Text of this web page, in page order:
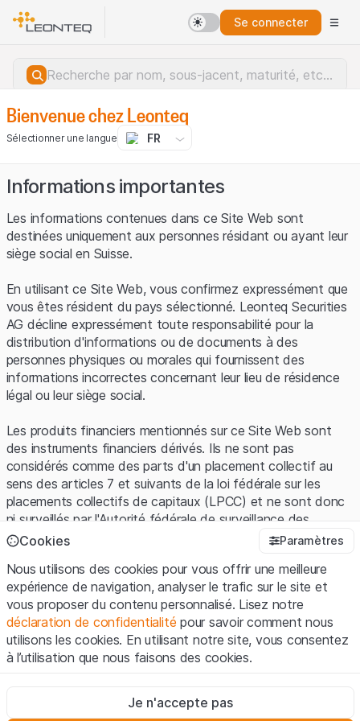
Se connecter
Erreur du serveur.
Bienvenue chez Leonteq
Sélectionner une langue FR
Informations importantes
Les informations contenues dans ce Site Web sont
destinées uniquement aux personnes résidant ou ayant leur
siège social en Suisse.
En utilisant ce Site Web, vous confirmez expressément que
vous êtes résident du pays sélectionné. Leonteq Securities
AG décline expressément toute responsabilité pour la
distribution d'informations ou de documents à des
personnes physiques ou morales qui fournissent des
informations incorrectes concernant leur lieu de résidence
légal ou leur siège social.
Les produits financiers mentionnés sur ce Site Web sont
des instruments financiers dérivés. Ils ne sont pas
considérés comme des parts d'un placement collectif au
sens des articles 7 et suivants de la loi fédérale sur les
placements collectifs de capitaux (LPCC) et ne sont donc
ni surveillés par l'Autorité fédérale de surveillance des
marchés financiers (FINMA) ni enregistrés auprès de la
protection spécifique des investisseurs prévue par la LPCC.
Conditions d'utilisation et informations juridiques
En utilisant le Site Web de Leonteq Securities AG (ci-après
"Site Web"), vous confirmez que vous avez compris et que
vous acceptez les informations juridiques, les notes
vous n'acceptez pas les Conditions d'utilisation, veuillez-
vous abstenir d'utiliser ce Site Web.
Cookies Paramètres
Nous utilisons des cookies pour vous offrir une meilleure
expérience de navigation, analyser le trafic sur le site et
vous proposer du contenu personnalisé. Lisez notre
déclaration de confidentialité pour savoir comment nous
utilisons les cookies. En utilisant notre site, vous consentez
à l’utilisation que nous faisons des cookies.
Ces cookies sont nécessaires au bon fonctionnement du site
Je n'accepte pas